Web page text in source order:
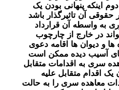
اینکه پنهانی بودن یک
حقوقی آن تاثیرگذار باشد
به واسطه آن قرارداد
در خارج از چارچوب
ها و دیوان ها اقامه دعوی
آسیب دیده ممکن است
سری به اقدامات متقابل
اقدام متقابل علیه
معاهده سری را به حالت